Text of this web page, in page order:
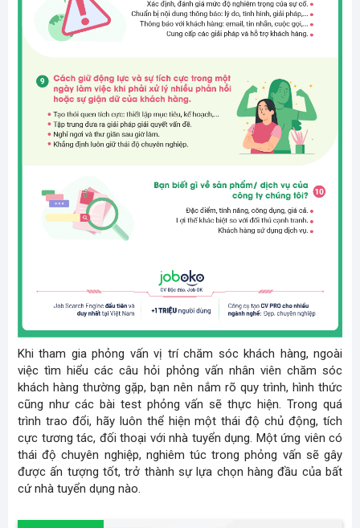
Khi tham gia phỏng vấn vị trí chăm sóc khách hàng, ngoài
việc tìm hiểu các câu hỏi phỏng vấn nhân viên chăm sóc
khách hàng thường gặp, bạn nên nắm rõ quy trình, hình thức
cũng như các bài test phỏng vấn sẽ thực hiện. Trong quá
trình trao đổi, hãy luôn thể hiện một thái độ chủ động, tích
cực tương tác, đối thoại với nhà tuyển dụng . Một ứng viên có
thái độ chuyên nghiệp, nghiêm túc trong phỏng vấn sẽ gây
được ấn tượng tốt, trở thành sự lựa chọn hàng đầu của bất
cứ nhà tuyển dụng nào.